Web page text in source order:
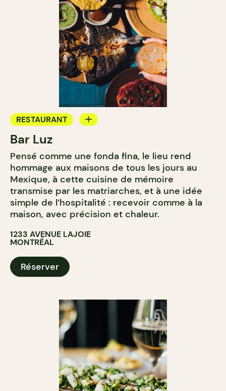
RESTAURANT
BAR À VIN
Bar Luz
Pensé comme une fonda fina, le lieu rend
hommage aux maisons de tous les jours au
Mexique, à cette cuisine de mémoire
transmise par les matriarches, et à une idée
simple de l’hospitalité : recevoir comme à la
maison, avec précision et chaleur.
1233 AVENUE LAJOIE
MONTRÉAL
Réserver